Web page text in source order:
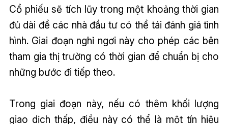
Cổ phiếu sẽ tích lũy trong một khoảng thời gian
đủ dài để các nhà đầu tư có thể tái đánh giá tình
hình. Giai đoạn nghỉ ngơi này cho phép các bên
tham gia thị trường có thời gian để chuẩn bị cho
những bước đi tiếp theo.
Trong giai đoạn này, nếu có thêm khối lượng
giao dịch thấp, điều này có thể là một tín hiệu